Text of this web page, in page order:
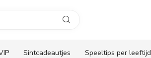
Sintcadeautjes Speeltips per leeftijd